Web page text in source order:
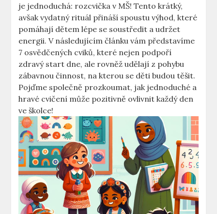
je jednoduchá: rozcvička v MŠ! Tento krátký,
avšak vydatný rituál přináší spoustu výhod, které
pomáhají dětem lépe se soustředit a udržet
energii. V následujícím článku vám představíme
7 osvědčených cviků, které nejen podpoří
zdravý start dne, ale rovněž udělají z pohybu
zábavnou činnost, na kterou se děti budou těšit.
Pojďme společně prozkoumat, jak jednoduché a
hravé cvičení může pozitivně ovlivnit každý den
ve školce!